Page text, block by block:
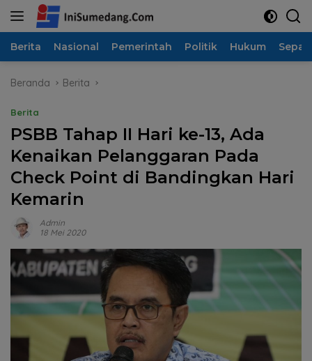
Langsung
Berita Nasional Pemerintah Politik Hukum
Beranda Berita
Berita
PSBB Tahap II Hari ke-13, Ada
Kenaikan Pelanggaran Pada
Check Point di Bandingkan Hari
Kemarin
Admin
18 Mei 2020